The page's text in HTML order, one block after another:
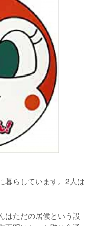
暮らしています。2人は
はただの居候という設